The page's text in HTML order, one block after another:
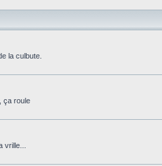
la culbute.
ça roule